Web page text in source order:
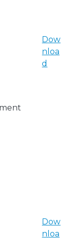
Dow
nloa
d
Dow
nloa